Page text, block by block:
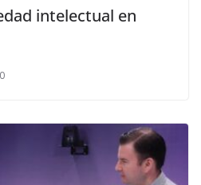
intelectual en
0